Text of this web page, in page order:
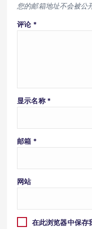
您的邮箱地址不会被公
评论 *
显示名称 *
邮箱 *
网站
在此浏览器中保存